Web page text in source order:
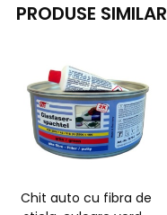
PRODUSE
Chit auto cu fibra de